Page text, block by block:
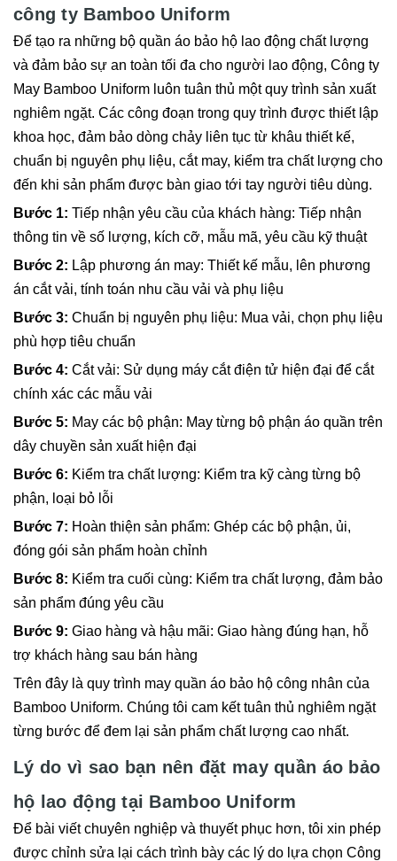
công ty Bamboo Uniform
Để tạo ra những bộ quần áo bảo hộ lao động chất lượng
và đảm bảo sự an toàn tối đa cho người lao động, Công ty
May Bamboo Uniform luôn tuân thủ một quy trình sản xuất
nghiêm ngặt. Các công đoạn trong quy trình được thiết lập
khoa học, đảm bảo dòng chảy liên tục từ khâu thiết kế,
chuẩn bị nguyên phụ liệu, cắt may, kiểm tra chất lượng cho
đến khi sản phẩm được bàn giao tới tay người tiêu dùng.
Bước 1: Tiếp nhận yêu cầu của khách hàng: Tiếp nhận
thông tin về số lượng, kích cỡ, mẫu mã, yêu cầu kỹ thuật
Bước 2: Lập phương án may: Thiết kế mẫu, lên phương
án cắt vải, tính toán nhu cầu vải và phụ liệu
Bước 3: Chuẩn bị nguyên phụ liệu: Mua vải, chọn phụ liệu
phù hợp tiêu chuẩn
Bước 4: Cắt vải: Sử dụng máy cắt điện tử hiện đại để cắt
chính xác các mẫu vải
Bước 5: May các bộ phận: May từng bộ phận áo quần trên
dây chuyền sản xuất hiện đại
Bước 6: Kiểm tra chất lượng: Kiểm tra kỹ càng từng bộ
phận, loại bỏ lỗi
Bước 7: Hoàn thiện sản phẩm: Ghép các bộ phận, ủi,
đóng gói sản phẩm hoàn chỉnh
Bước 8: Kiểm tra cuối cùng: Kiểm tra chất lượng, đảm bảo
sản phẩm đúng yêu cầu
Bước 9: Giao hàng và hậu mãi: Giao hàng đúng hạn, hỗ
trợ khách hàng sau bán hàng
Trên đây là quy trình may quần áo bảo hộ công nhân của
Bamboo Uniform. Chúng tôi cam kết tuân thủ nghiêm ngặt
từng bước để đem lại sản phẩm chất lượng cao nhất.
Lý do vì sao bạn nên đặt may quần áo bảo
hộ lao động tại Bamboo Uniform
Để bài viết chuyên nghiệp và thuyết phục hơn, tôi xin phép
được chỉnh sửa lại cách trình bày các lý do lựa chọn Công